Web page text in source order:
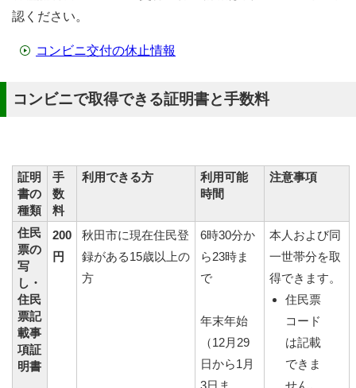
認ください。
コンビニ交付の休止情報
コンビニで取得できる証明書と手数料
証明
書の
種類
手
数
料
利用できる方
利用可能
時間
注意事項
住民
票の
写
し・
住民
票記
載事
項証
明書
200
円
秋田市に現在住民登
録がある15歳以上の
方
6時30分か
ら23時ま
で
年末年始
（12月29
日から1月
3日ま
本人および同
一世帯分を取
得できます。
住民票
コード
は記載
できま
せん。